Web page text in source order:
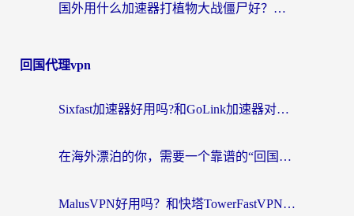
国外用什么加速器打植物大战僵尸好？海外党国服游戏加速终极指南
回国代理vpn
Sixfast加速器好用吗?和GoLink加速器对比哪个回国效果更好?海外党亲测实用指南
在海外漂泊的你，需要一个靠谱的“回国机场”
MalusVPN好用吗？和快塔TowerFastVPN对比哪个回国效果更好？海外党亲测实用指南